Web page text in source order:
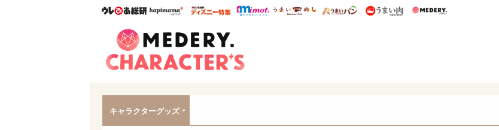
ウレぴあ総研ハピママ* ウレぴあ総研 ディズニー特集
mimot. うまいめし うまいパン うまい肉
キャラクターグッズ